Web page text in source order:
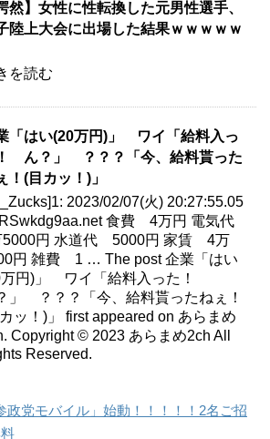
然】女性に性転換した元男性選手、
陸上大会に出場した結果ｗｗｗｗｗ
を読む
「はい(20万円)」 ワイ「給料入っ
ん？」 ？？？「今、給料貰った
！(目カッ！)」
2023/02/07(火) 20:27:55.05
食費 4万円 電気代
5000円 水道代 5000円 家賃 4万
円 雑費 1 … The post 企業「はい
万円)」 ワイ「給料入った！
」 ？？？「今、給料貰ったねぇ！
ッ！)」 first appeared on あらまめ
Copyright © 2023 あらまめ2ch All
Reserved.
政党モバイル」始動！！！！！2名ご招